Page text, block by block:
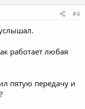
#4
работает любая
пятую передачу и